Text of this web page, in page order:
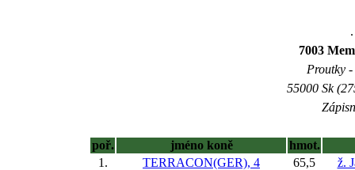
7003
Proutky
55000 Sk
poř. jméno koně
hmot.
1.
TERRACON(GER), 4 65,5
ž.